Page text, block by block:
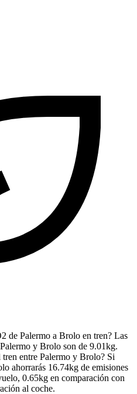
de Palermo a Brolo en tren? Las
y Brolo son de 9.01kg.
entre Palermo y Brolo? Si
ahorrarás 16.74kg de emisiones
0.65kg en comparación con
al coche.